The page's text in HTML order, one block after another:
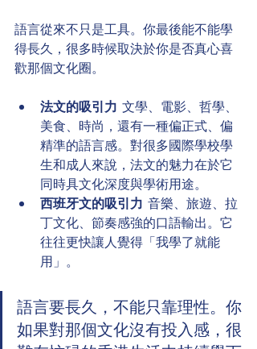
語言從來不只是工具。你最後能不能學
得長久，很多時候取決於你是否真心喜
歡那個文化圈。
法文的吸引力
  文學、電影、哲學、
美食、時尚，還有一種偏正式、偏
精準的語言感。對很多國際學校學
生和成人來說，法文的魅力在於它
同時具文化深度與學術用途。
西班牙文的吸引力
  音樂、旅遊、拉
丁文化、節奏感強的口語輸出。它
往往更快讓人覺得「我學了就能
用」。
語言要長久，不能只靠理性。你
如果對那個文化沒有投入感，很